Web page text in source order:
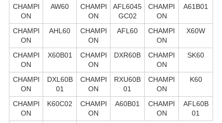
CHAMPI
ON
AW60
CHAMPI
ON
AFL6045
GC02
CHAMPI
ON
A61B01
CHAMPI
ON
AHL60
CHAMPI
ON
AFL60
CHAMPI
ON
X60W
CHAMPI
ON
X60B01
CHAMPI
ON
DXR60B
CHAMPI
ON
SK60
CHAMPI
ON
DXL60B
01
CHAMPI
ON
RXU60B
01
CHAMPI
ON
K60
CHAMPI
ON
K60C02
CHAMPI
ON
A60B01
CHAMPI
ON
AFL60B
01